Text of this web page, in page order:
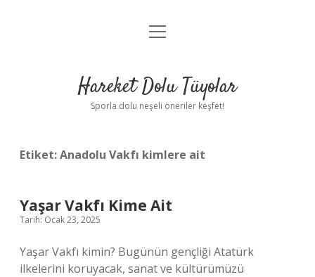
Anasayfa
Yasal Uyarı
menüyü
Hareket Dolu Tüyolar
Sporla dolu neşeli öneriler keşfet!
Etiket:Anadolu Vakfı kimlere ait
Yaşar Vakfı Kime Ait
Tarih: Ocak 23, 2025
Yaşar Vakfı kimin? Bugünün gençliği Atatürk
ilkelerini koruyacak, sanat ve kültürümüzü